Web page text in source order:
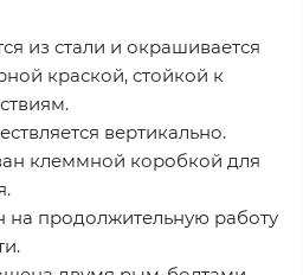
из стали и окрашивается
краской, cтойкой к
вертикально.
клеммной коробкой для
на продолжительную работу